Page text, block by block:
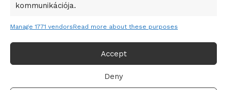
kommunikációja.
Manage 1771 vendorsRead more about these purposes
Accept
Deny